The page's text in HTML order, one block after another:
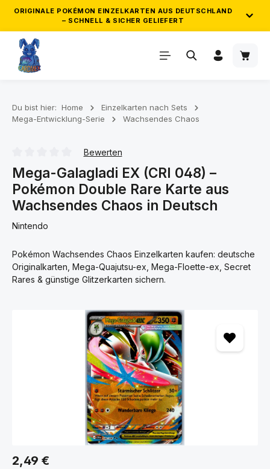
ORIGINALE POKÉMON EINZELKARTEN AUS DEUTSCHLAND
– SCHNELL & SICHER GELIEFERT
ZUVERLÄSSIGER VERSAND & GEPRÜFTE
QUALITÄT
Einzelkarten direkt aus Deutschland. Deine Bestellung wird
sorgfältig geprüft, sicher verpackt und zuverlässig
schnell und in einwandfreiem Zustand bei dir an.
GRATIS POKÉMON KARTEN AB 25€ &
50€
Sammle automatisch Gratis-Karten zu deiner Bestellung ab
POKÉMON EINZELKARTEN NACH SETS
Finde deine Wunschkarten schnell und übersichtlich nach
Set sortiert – von Karmesin & Purpur über 151 bis hin zu
beliebten Klassikern.
ALLE SETS ANSEHEN
Zum Hauptinhalt springen
Du bist hier: Home
Einzelkarten nach Sets
Mega-Entwicklung-Serie
Wachsendes Chaos
Durchschnittliche Bewertung von 0 von 5 Sternen
Bewerten
Mega-Galagladi EX (CRI 048) –
Pokémon Double Rare Karte aus
Wachsendes Chaos in Deutsch
Nintendo
Pokémon Wachsendes Chaos Einzelkarten kaufen: deutsche
Originalkarten, Mega-Quajutsu-ex, Mega-Floette-ex, Secret
Rares & günstige Glitzerkarten sichern.
Bildergalerie überspringen
Regulärer Preis:
2,49 €